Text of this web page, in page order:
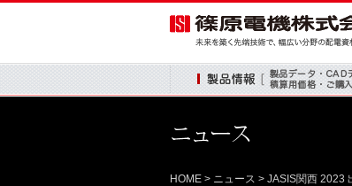
HOME > ニュース > JASIS関西 2023